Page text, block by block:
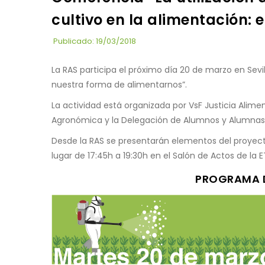
cultivo en la alimentación:
Publicado: 19/03/2018
La RAS participa el próximo día 20 de marzo en
nuestra forma de alimentarnos”.
La actividad está organizada por VsF Justicia
Agronómica y la Delegación de Alumnos y
Desde la RAS se presentarán elementos del
lugar de 17:45h a 19:30h en el Salón de Actos de la
PROGRAMA